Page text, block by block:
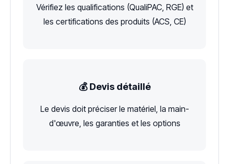
Vérifiez les qualifications (QualiPAC, RGE) et
les certifications des produits (ACS, CE)
💰 Devis détaillé
Le devis doit préciser le matériel, la main-
d'œuvre, les garanties et les options